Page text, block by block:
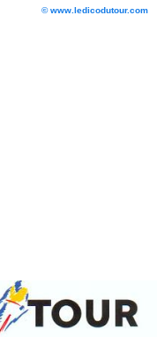
© www.ledicodutour.com